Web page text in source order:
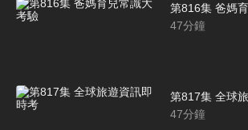
第816集 爸媽
47分鐘
第817集 全球
47分鐘